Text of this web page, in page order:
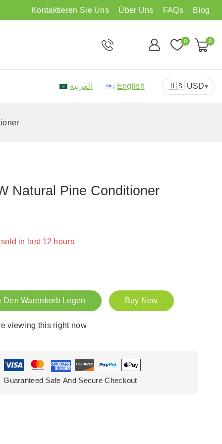
Kontaktieren Sie Uns Über Uns FAQs Blog
0 0
العربية English 🇺🇸 USD▾
Natural Pine Conditioner
16 people have in their cart
Den Warenkorb Legen Buy Now
viewing this right now
Guaranteed Safe And Secure Checkout